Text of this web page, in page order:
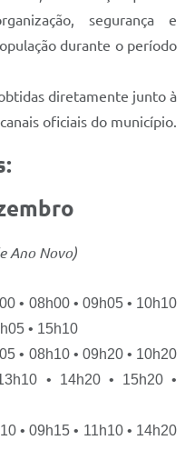
segurança e
durante o período
diretamente junto à
oficiais do município.
Ano Novo)
• 08h00 • 09h05 • 10h10
• 15h10
• 08h10 • 09h20 • 10h20
• 14h20 • 15h20 •
• 09h15 • 11h10 • 14h20